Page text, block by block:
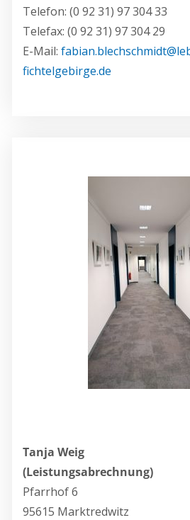
Telefon: (0 92 31) 97 304 33
Telefax: (0 92 31) 97 304 29
E-Mail:
fichtelgebirge.de
Tanja Weig
(Leistungsabrechnung)
Pfarrhof 6
95615 Marktredwitz